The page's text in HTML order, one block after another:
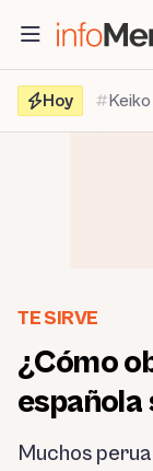
contenido
Hoy
TE SIRVE
¿Cómo
española
Muchos